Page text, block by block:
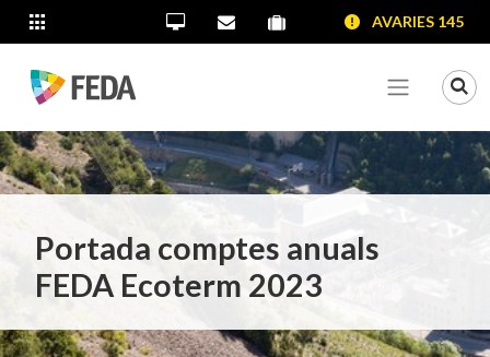
SALTAR AL CONTINGUT
SALTAR A LA NAVEGACIÓ
SALTAR A LA INFORMACIÓ DE CONTACTE
ALTRES LLOCS WEBOficina Virtual
Contacta'nsPortal proveïdors
Portal de transparència
AVARIES 145
Veure
Portada comptes anuals
FEDA Ecoterm 2023